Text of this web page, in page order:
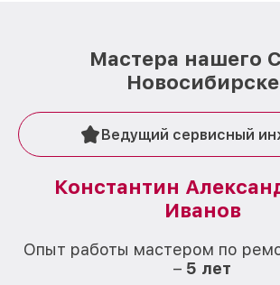
Мастера нашего
Новосибирске
Ведущий сервисный
Константин
Иванов
Опыт работы мастером по
– 5 лет